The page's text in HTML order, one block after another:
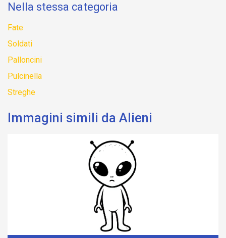
Nella stessa categoria
Fate
Soldati
Palloncini
Pulcinella
Streghe
Immagini simili da Alieni